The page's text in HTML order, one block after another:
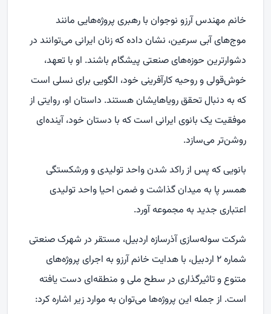
خانم مهندس آرزو نوجوان با رهبری پروژه‌هایی مانند
موج‌های آبی سرعین، نشان داده که زنان ایرانی می‌توانند در
دشوارترین حوزه‌های صنعتی پیشگام باشند. او با تعهد،
خوش‌قولی و روحیه کارآفرینی خود، الگویی برای نسلی است
که به دنبال تحقق رویاهایشان هستند. داستان او، روایتی از
موفقیت یک بانوی ایرانی است که با دستان خود، آینده‌ای
روشن‌تر می‌سازد.
بانویی که پس از راکد شدن واحد تولیدی و ورشکستگی
همسر پا به میدان گذاشت و ضمن احیا واحد تولیدی
اعتباری جدید به مجموعه آورد.
شرکت سوله‌سازی آذرسازه اردبیل، مستقر در شهرک صنعتی
شماره ۲ اردبیل، با هدایت خانم آرزو به اجرای پروژه‌های
متنوع و تاثیرگذاری در سطح ملی و منطقه‌ای دست یافته
است. از جمله این پروژه‌ها می‌توان به موارد زیر اشاره کرد: